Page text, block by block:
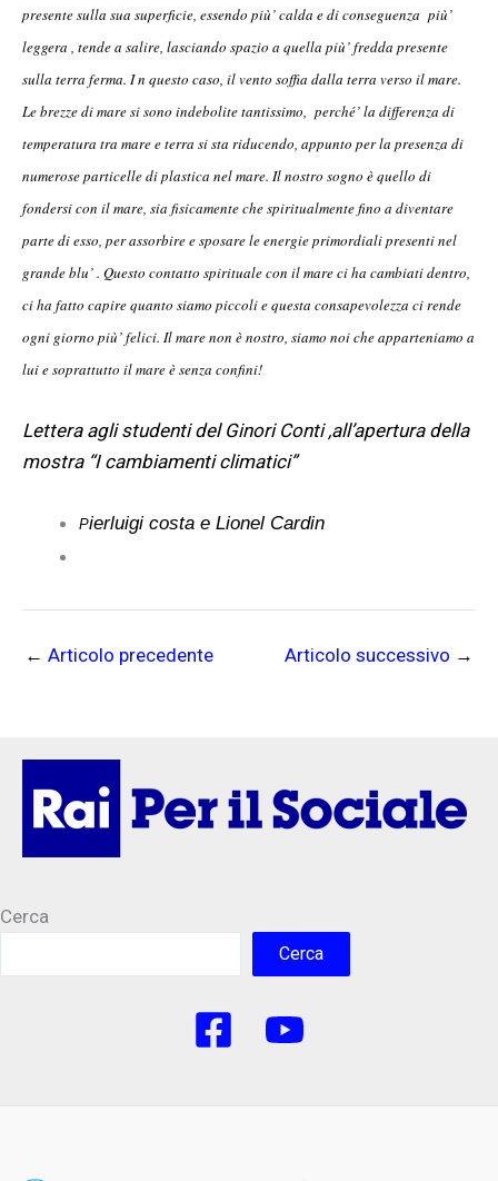
presente sulla sua superficie, essendo più’ calda e di conseguenza più’
leggera , tende a salire, lasciando spazio a quella più’ fredda presente
sulla terra ferma. I n questo caso, il vento soffia dalla terra verso il mare.
Le brezze di mare si sono indebolite tantissimo, perché’ la differenza di
temperatura tra mare e terra si sta riducendo, appunto per la presenza di
numerose particelle di plastica nel mare. Il nostro sogno è quello di
fondersi con il mare, sia fisicamente che spiritualmente fino a diventare
parte di esso, per assorbire e sposare le energie primordiali presenti nel
grande blu’ . Questo contatto spirituale con il mare ci ha cambiati dentro,
ci ha fatto capire quanto siamo piccoli e questa consapevolezza ci rende
ogni giorno più’ felici. Il mare non è nostro, siamo noi che apparteniamo a
lui e soprattutto il mare è senza confini!
Lettera agli studenti del Ginori Conti ,all’apertura della
mostra “I cambiamenti climatici”
Pierluigi costa e Lionel Cardin
← Articolo precedente Articolo successivo →
Cerca
Cerca